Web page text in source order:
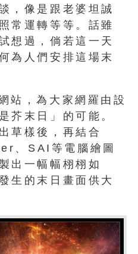
，像是跟老婆坦誠
常運轉等等。話雖
想過，倘若這一天
為人們安排這場末
站，為大家網羅由設
芥末日」的可能。
草樣後，再結合
、SAI等電腦繪圖
出一幅幅栩栩如
生的末日畫面供大